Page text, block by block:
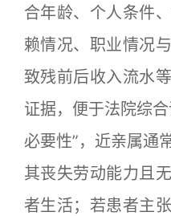
合年龄、个人条件
赖情况、职业情况
致残前后收入流水
证据，便于法院综
必要性”，近亲属通
其丧失劳动能力且
者生活；若患者主